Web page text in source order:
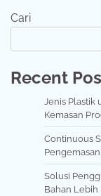
Cari
Recent
Jenis Plastik
Kemasan
Continuous
Solusi
Bahan Lebih